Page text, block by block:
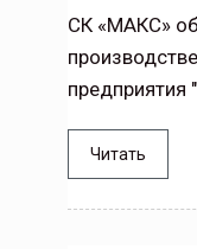
СК «МАКС»
предприятия
Читать